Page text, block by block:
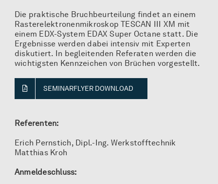
Die praktische Bruchbeurteilung findet an einem
Rasterelektronenmikroskop TESCAN III XM mit
einem EDX-System EDAX Super Octane statt. Die
Ergebnisse werden dabei intensiv mit Experten
diskutiert. In begleitenden Referaten werden die
wichtigsten Kennzeichen von Brüchen vorgestellt.
SEMINARFLYER DOWNLOAD
Referenten:
Erich Pernstich, Dipl.-Ing. Werkstofftechnik
Matthias Kroh
Anmeldeschluss: